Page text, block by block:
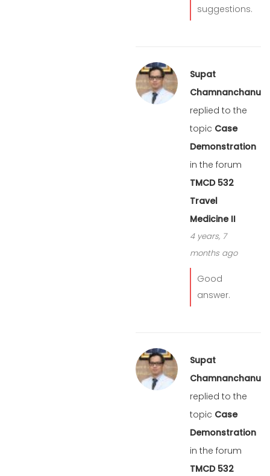
suggestions.
Supat
Chamnanchanunt
replied to the
topic Case
Demonstration
in the forum
TMCD 532
Travel
Medicine II
4 years, 7
months ago
Good
answer.
Supat
Chamnanchanunt
replied to the
topic Case
Demonstration
in the forum
TMCD 532